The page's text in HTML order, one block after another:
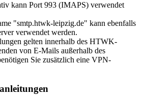
kann Port 993 (IMAPS) verwendet
"smtp.htwk-leipzig.de" kann ebenfalls
verwendet werden.
gelten innerhalb des HTWK-
von E-Mails außerhalb des
Sie zusätzlich eine VPN-